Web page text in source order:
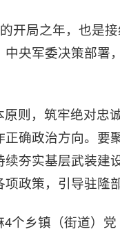
开局之年，也是
央军委决策部
则，筑牢绝对忠
确政治方向。
夯实基层武装
政策，引导驻隆
个乡镇（街道）